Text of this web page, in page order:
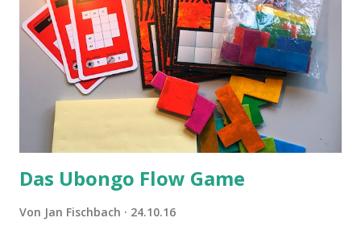
Das Ubongo Flow Game
Von Jan Fischbach 24.10.16